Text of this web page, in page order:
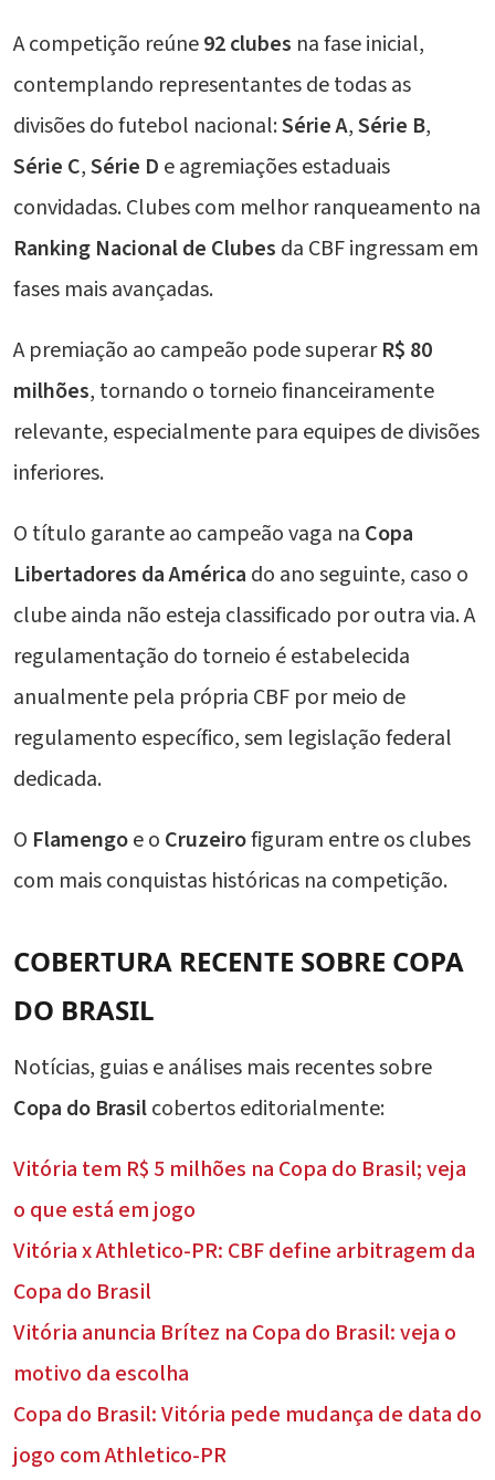
A competição reúne92 clubes na fase inicial,
contemplando representantes de todas as
divisões do futebol nacional:Série A,Série B,
Série C,Série D e agremiações estaduais
convidadas. Clubes com melhor ranqueamento na
Ranking Nacional de Clubes da CBF ingressam em
fases mais avançadas.
A premiação ao campeão pode superarR$ 80
milhões, tornando o torneio financeiramente
relevante, especialmente para equipes de divisões
inferiores.
O título garante ao campeão vaga na Copa
Libertadores da América do ano seguinte, caso o
clube ainda não esteja classificado por outra via. A
regulamentação do torneio é estabelecida
anualmente pela própria CBF por meio de
regulamento específico, sem legislação federal
dedicada.
O Flamengoe o Cruzeirofiguram entre os clubes
com mais conquistas históricas na competição.
COBERTURA RECENTE SOBRE COPA
DO BRASIL
Notícias, guias e análises mais recentes sobre
Copa do Brasilcobertos editorialmente:
Vitória tem R$ 5 milhões na Copa do Brasil; veja
o que está em jogo
Vitória x Athletico-PR: CBF define arbitragem da
Copa do Brasil
Vitória anuncia Brítez na Copa do Brasil: veja o
motivo da escolha
Copa do Brasil: Vitória pede mudança de data do
jogo com Athletico-PR